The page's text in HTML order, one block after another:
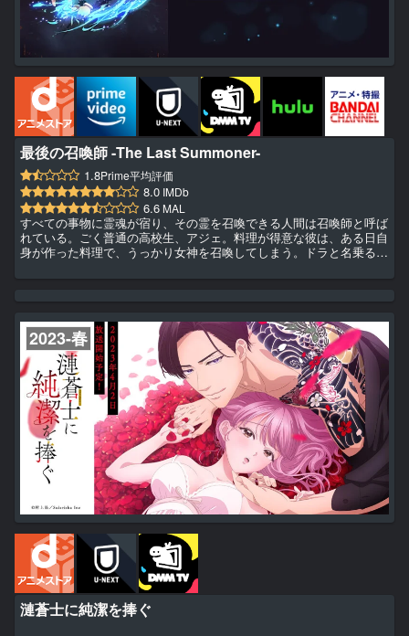
最後の召喚師 -The Last Summoner-
1.8Prime平均評価
8.0 IMDb
6.6 MAL
すべての事物に霊魂が宿り、その霊を召喚できる人間は召喚師と呼ば
れている。ごく普通の高校生、アジェ。料理が得意な彼は、ある日自
身が作った料理で、うっかり女神を召喚してしまう。ドラと名乗るそ
の絶えない日々の中で、少しずつ召喚師の仲間も増えていく。そし
2023-春
漣蒼士に純潔を捧ぐ